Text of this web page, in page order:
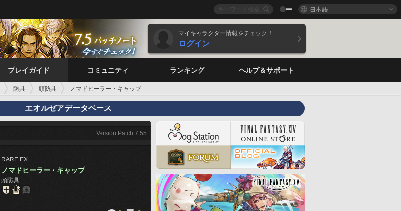
日本語
マイキャラクター情報をチェック！
ログイン
プレイガイド コミュニティ ランキング ヘルプ＆サポート
防具 頭防具 ノマドヒーラー・キャップ
エオルゼアデータベース
Version:Patch 7.55
RARE EX
ノマドヒーラー・キャップ
頭防具